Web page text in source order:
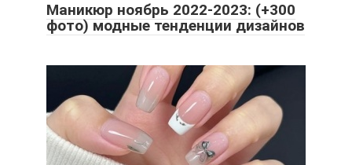
Маникюр ноябрь 2022-2023: (+300
фото) модные тенденции дизайнов